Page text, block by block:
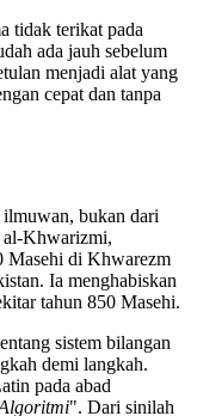
tidak terikat pada
ada jauh sebelum
menjadi alat yang
cepat dan tanpa
ilmuwan, bukan dari
al-Khwarizmi,
Masehi di Khwarezm
Ia menghabiskan
tahun 850 Masehi.
sistem bilangan
demi langkah.
pada abad
". Dari sinilah